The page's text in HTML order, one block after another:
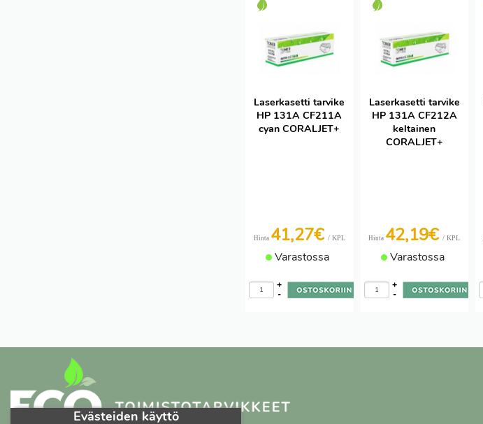
Laserkasetti tarvike
HP 131A CF211A
cyan CORALJET+
Hinta 41,27€ / KPL
Varastossa
-
+
Laserkasetti tarvike
HP 131A CF212A
keltainen
CORALJET+
Hinta 42,19€/ KPL
Varastossa
-
+
Evästeiden käyttö